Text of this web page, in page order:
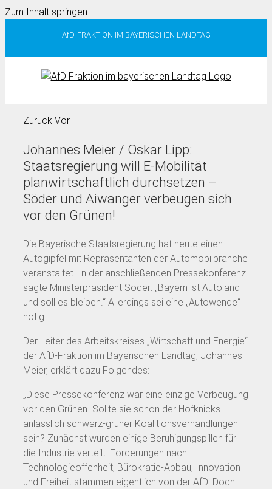
Zum Inhalt springen
AfD-FRAKTION IM BAYERISCHEN LANDTAG
Zurück Vor
Johannes Meier / Oskar Lipp:
Staatsregierung will E-Mobilität
planwirtschaftlich durchsetzen –
Söder und Aiwanger verbeugen sich
vor den Grünen!
Die Bayerische Staatsregierung hat heute einen
Autogipfel mit Repräsentanten der Automobilbranche
veranstaltet. In der anschließenden Pressekonferenz
sagte Ministerpräsident Söder: „Bayern ist Autoland
und soll es bleiben.“ Allerdings sei eine „Autowende“
nötig.
Der Leiter des Arbeitskreises „Wirtschaft und Energie“
der AfD-Fraktion im Bayerischen Landtag, Johannes
Meier, erklärt dazu Folgendes:
„Diese Pressekonferenz war eine einzige Verbeugung
vor den Grünen. Sollte sie schon der Hofknicks
anlässlich schwarz-grüner Koalitionsverhandlungen
sein? Zunächst wurden einige Beruhigungspillen für
die Industrie verteilt: Forderungen nach
Technologieoffenheit, Bürokratie-Abbau, Innovation
und Freiheit stammen eigentlich von der AfD. Doch